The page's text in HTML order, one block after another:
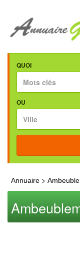
QUOI
OU
Annuaire >